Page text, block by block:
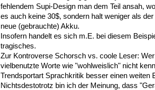
fehlendem Supi-Design man dem Teil ansah,
es auch keine 30$, sondern halt weniger als
neue (gebrauchte) Akku.
Insofern handelt es sich m.E. bei diesem
tragisches.
Zur Kontroverse Schorsch vs. coole Leser:
vielbenutzte Worte wie "wohlweislich" nicht
Trendsportart Sprachkritik besser einen weiten
Nichtsdestotrotz bin ich der Meinung, dass